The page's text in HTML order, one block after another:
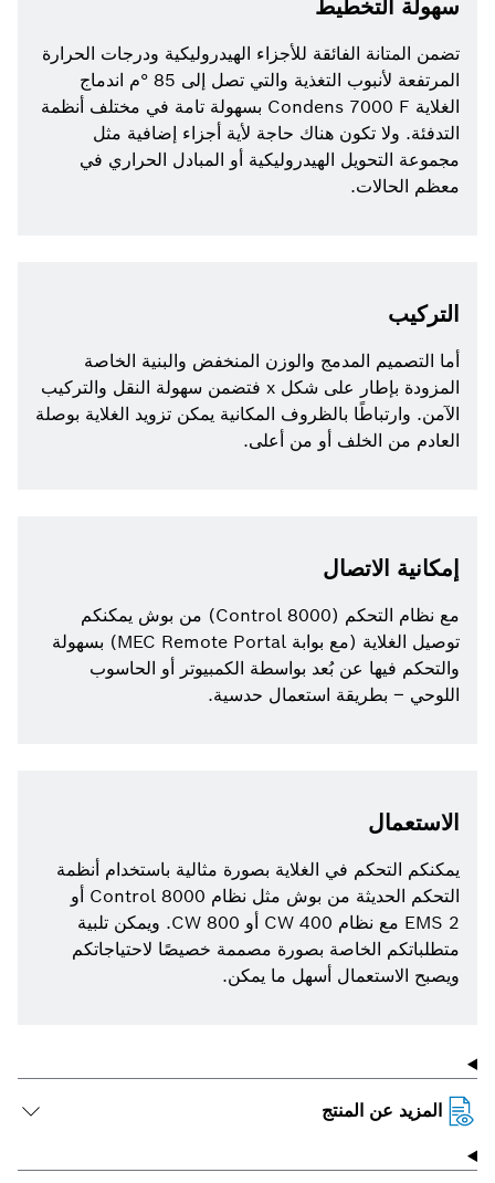
سهولة التخطيط
تضمن المتانة الفائقة للأجزاء الهيدروليكية ودرجات الحرارة
المرتفعة لأنبوب التغذية والتي تصل إلى 85 °م اندماج
الغلاية Condens 7000 F بسهولة تامة في مختلف أنظمة
التدفئة. ولا تكون هناك حاجة لأية أجزاء إضافية مثل
مجموعة التحويل الهيدروليكية أو المبادل الحراري في
معظم الحالات.
التركيب
أما التصميم المدمج والوزن المنخفض والبنية الخاصة
المزودة بإطار على شكل x فتضمن سهولة النقل والتركيب
الآمن. وارتباطًا بالظروف المكانية يمكن تزويد الغلاية بوصلة
العادم من الخلف أو من أعلى.
إمكانية الاتصال
مع نظام التحكم (Control 8000) من بوش يمكنكم
توصيل الغلاية (مع بوابة MEC Remote Portal) بسهولة
والتحكم فيها عن بُعد بواسطة الكمبيوتر أو الحاسوب
اللوحي – بطريقة استعمال حدسية.
الاستعمال
يمكنكم التحكم في الغلاية بصورة مثالية باستخدام أنظمة
التحكم الحديثة من بوش مثل نظام Control 8000 أو
EMS 2 مع نظام CW 400 أو CW 800. ويمكن تلبية
متطلباتكم الخاصة بصورة مصممة خصيصًا لاحتياجاتكم
ويصبح الاستعمال أسهل ما يمكن.
المزيد عن المنتج